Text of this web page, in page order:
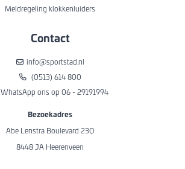
Meldregeling klokkenluiders
Contact
info@sportstad.nl
(0513) 614 800
WhatsApp ons op 06 - 29191994
Bezoekadres
Abe Lenstra Boulevard 23Q
8448 JA Heerenveen